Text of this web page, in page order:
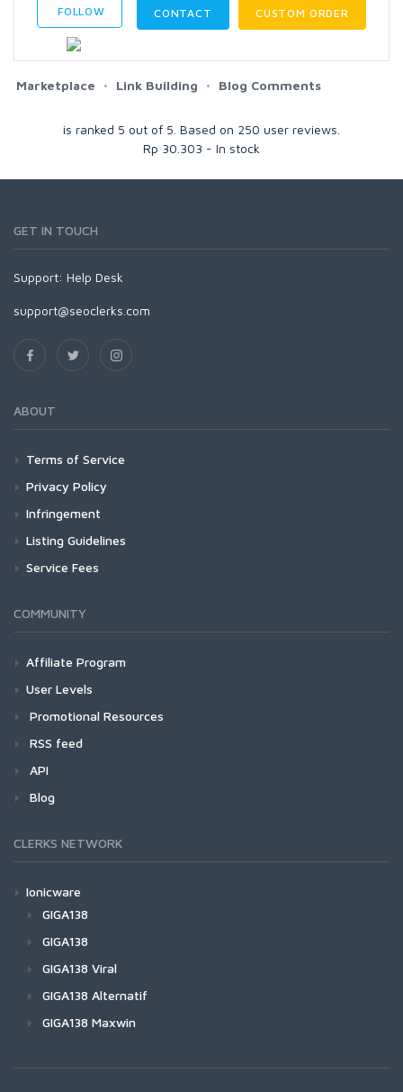
FOLLOW CONTACT CUSTOM ORDER
Marketplace Link Building Blog Comments
is ranked 5 out of 5 . Based on 250 user reviews.
Rp 30.303 - In stock
GET IN TOUCH
Support: Help Desk
support@seoclerks.com
ABOUT
Terms of Service
Privacy Policy
Infringement
Listing Guidelines
Service Fees
COMMUNITY
Affiliate Program
User Levels
Promotional Resources
RSS feed
API
Blog
CLERKS NETWORK
Ionicware
GIGA138
GIGA138
GIGA138 Viral
GIGA138 Alternatif
GIGA138 Maxwin